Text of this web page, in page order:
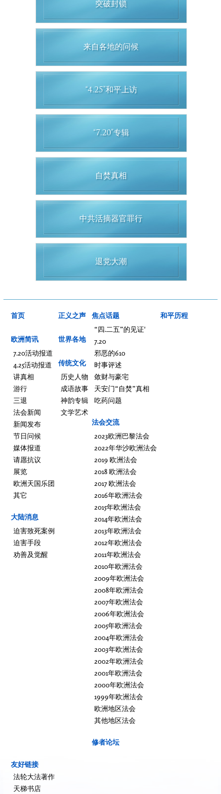
突破封锁
来自各地的问候
“4.25”和平上访
“7.20”专辑
自焚真相
中共活摘器官罪行
退党大潮
首页
欧洲简讯
7.20活动报道
4.25活动报道
讲真相
游行
三退
法会新闻
新闻发布
节日问候
媒体报道
请愿抗议
展览
欧洲天国乐团
其它
大陆消息
迫害致死案例
迫害手段
劝善及觉醒
正义之声
世界各地
传统文化
历史人物
成语故事
神韵专辑
文学艺术
焦点话题
“四.二五”的见证'
7.20
邪恶的610
时事评述
敛财与豪宅
天安门“自焚”真相
吃药问题
法会交流
2023欧洲巴黎法会
2022年华沙欧洲法会
2019 欧洲法会
2018 欧洲法会
2017 欧洲法会
2016年欧洲法会
2015年欧洲法会
2014年欧洲法会
2013年欧洲法会
2012年欧洲法会
2011年欧洲法会
2010年欧洲法会
2009年欧洲法会
2008年欧洲法会
2007年欧洲法会
2006年欧洲法会
2005年欧洲法会
2004年欧洲法会
2003年欧洲法会
2002年欧洲法会
2001年欧洲法会
2000年欧洲法会
1999年欧洲法会
欧洲地区法会
其他地区法会
修者论坛
和平历程
友好链接
法轮大法著作
天梯书店